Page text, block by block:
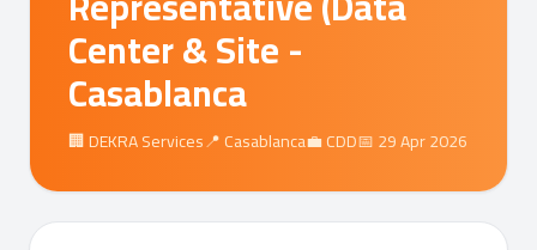
Center & Site -
Casablanca
🏢 DEKRA Services📍 Casablanca💼 CDD📅 29 Apr 2026